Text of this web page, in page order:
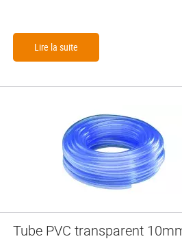
Lire la suite
Tube PVC transparent